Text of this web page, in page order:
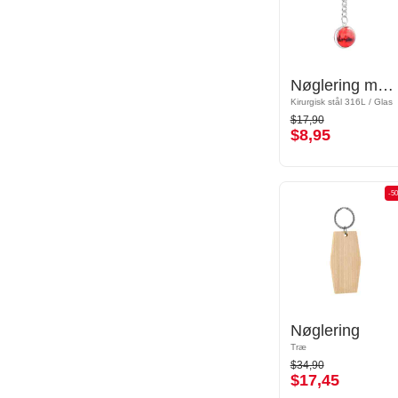
Nøglering med planetmotiv
Kirurgisk stål 316L / Glas
$17,90
$8,95
Nøglering med planetmotiv
Kirurgisk stål 316L / Glas
$17,90
$8,95
-50%
Nøglering
Træ
$34,90
$17,45
-
Nøglering
Træ
$34,90
$17,45